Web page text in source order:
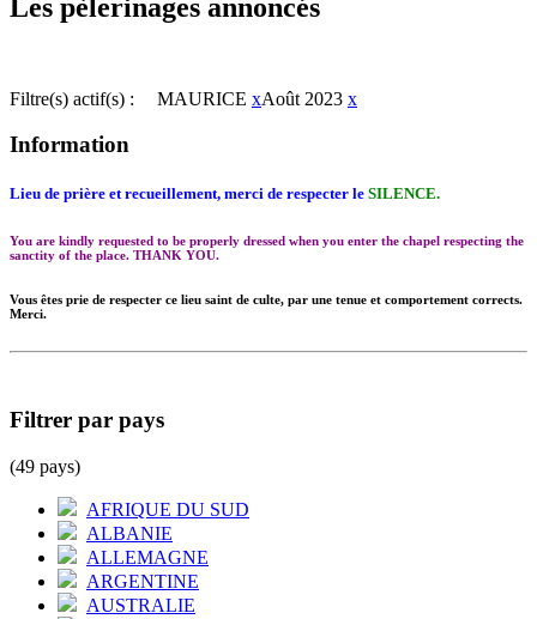
Les pèlerinages annoncés
Filtre(s) actif(s) : MAURICE xAoût 2023 x
Information
Lieu de prière et recueillement, merci de respecter le SILENCE.
You are kindly requested to be properly dressed when you enter the chapel respecting the
sanctity of the place. THANK YOU.
Vous êtes prie de respecter ce lieu saint de culte, par une tenue et comportement corrects.
Merci.
Filtrer par pays
(49 pays)
AFRIQUE DU SUD
ALBANIE
ALLEMAGNE
ARGENTINE
AUSTRALIE